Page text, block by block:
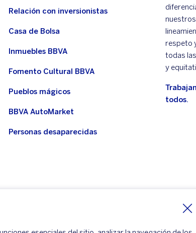
Relación con inversionistas
Casa de Bolsa
Inmuebles BBVA
Fomento Cultural BBVA
Pueblos mágicos
BBVA AutoMarket
Personas desaparecidas
respeto
todas
y
todos.